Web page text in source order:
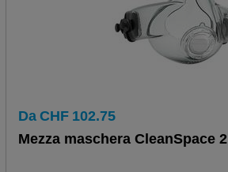
Da CHF 102.75
Mezza maschera CleanSpace 2